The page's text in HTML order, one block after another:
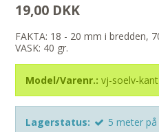
19,00 DKK
FAKTA: 18 - 20 mm i bredden,
VASK: 40 gr.
Model/Varenr.: vj-soelv-kant
Lagerstatus: 5 meter